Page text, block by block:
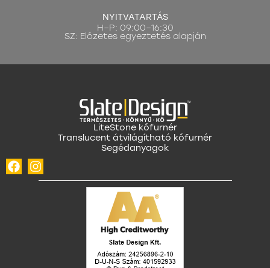
NYITVATARTÁS
H–P: 09:00–16:30
SZ: Előzetes egyeztetés alapján
LiteStone kőfurnér
Translucent átvilágítható kőfurnér
Segédanyagok